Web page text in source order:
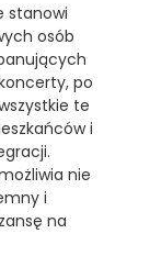
stanowi
osób
po
te
i
nie
i
na